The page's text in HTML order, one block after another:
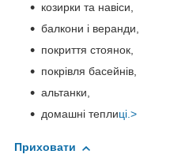
козирки та навіси,
балкони і веранди,
покриття стоянок,
покрівля басейнів,
альтанки,
домашні теплиці.>
Приховати